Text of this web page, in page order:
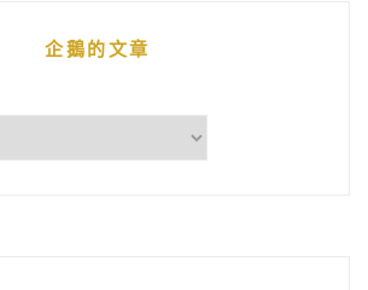
企鵝的文章